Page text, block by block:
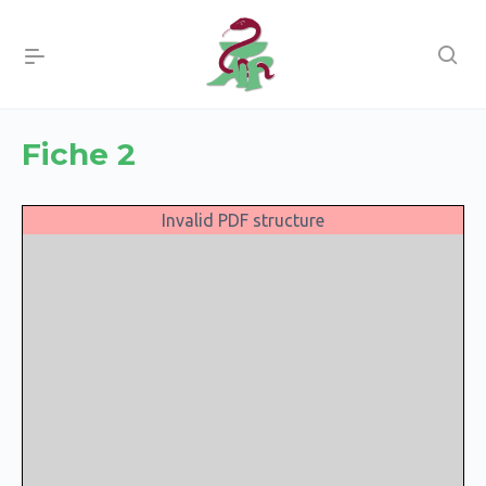
Fiche 2
Invalid PDF structure